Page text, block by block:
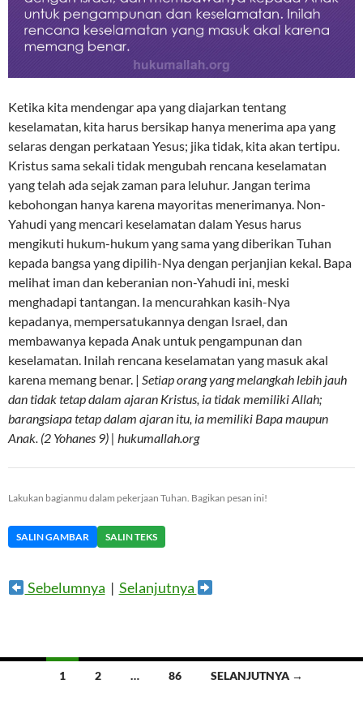
Ketika kita mendengar apa yang diajarkan tentang
keselamatan, kita harus bersikap hanya menerima apa yang
selaras dengan perkataan Yesus; jika tidak, kita akan tertipu.
Kristus sama sekali tidak mengubah rencana keselamatan
yang telah ada sejak zaman para leluhur. Jangan terima
kebohongan hanya karena mayoritas menerimanya. Non-
Yahudi yang mencari keselamatan dalam Yesus harus
mengikuti hukum-hukum yang sama yang diberikan Tuhan
kepada bangsa yang dipilih-Nya dengan perjanjian kekal. Bapa
melihat iman dan keberanian non-Yahudi ini, meski
menghadapi tantangan. Ia mencurahkan kasih-Nya
kepadanya, mempersatukannya dengan Israel, dan
membawanya kepada Anak untuk pengampunan dan
keselamatan. Inilah rencana keselamatan yang masuk akal
karena memang benar. | Setiap orang yang melangkah lebih jauh
dan tidak tetap dalam ajaran Kristus, ia tidak memiliki Allah;
barangsiapa tetap dalam ajaran itu, ia memiliki Bapa maupun
Anak. (2 Yohanes 9) | hukumallah.org
Lakukan bagianmu dalam pekerjaan Tuhan. Bagikan pesan ini!
SALIN GAMBAR SALIN TEKS
Sebelumnya | Selanjutnya
Navigasi
1 2 … 86 SELANJUTNYA →